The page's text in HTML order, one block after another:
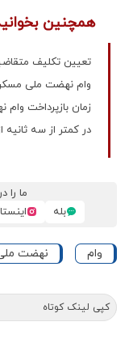
همچنین
تعیین تکلیف
وام نهضت ملی مسکن 800 میلیونی شد؟/ اعلام جزئیات
زمان بازپرداخت
در کمتر از سه ثانیه
ما را
بله
وام نهضت
کپی لینک کوتاه